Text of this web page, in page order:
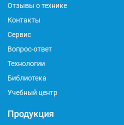
Отзывы о технике
Контакты
Сервис
Вопрос-ответ
Технологии
Библиотека
Учебный центр
Продукция